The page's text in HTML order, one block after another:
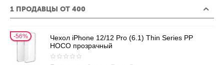
1 ПРОДАВЦЫ ОТ 400
56%
Чехол iPhone 12/12 Pro (6.1) Thin Series PP
HOCO прозрачный